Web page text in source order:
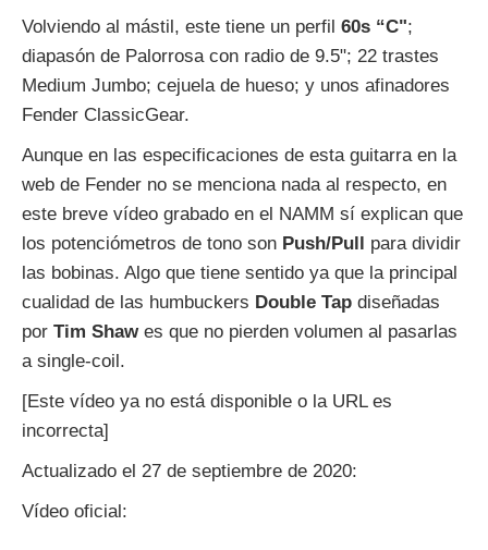
Volviendo al mástil, este tiene un perfil 60s “C";
diapasón de Palorrosa con radio de 9.5"; 22 trastes
Medium Jumbo; cejuela de hueso; y unos afinadores
Fender ClassicGear.
Aunque en las especificaciones de esta guitarra en la
web de Fender no se menciona nada al respecto, en
este breve vídeo grabado en el NAMM sí explican que
los potenciómetros de tono son Push/Pull para dividir
las bobinas. Algo que tiene sentido ya que la principal
cualidad de las humbuckers Double Tap diseñadas
por Tim Shawes que no pierden volumen al pasarlas
a single-coil.
[Este vídeo ya no está disponible o la URL es
incorrecta]
Actualizado el 27 de septiembre de 2020:
Vídeo oficial: